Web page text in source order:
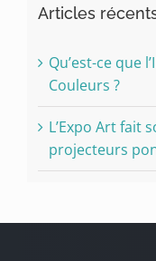
Articles
Qu’est-ce que
Couleurs ?
L’Expo Art fait
projecteurs